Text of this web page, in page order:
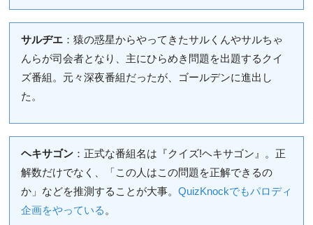
サルヂエ：猿の惑星からやってきたサルくんやサルちゃ
んらが司会者となり、主にひらめき問題を出題するクイ
ズ番組。元々深夜番組だったが、ゴールデンに進出し
た。
ヘキサゴン：正式な番組名は『クイズ!ヘキサゴン』。正
解数だけでなく、「この人はこの問題を正解できるの
か」などを推測することが大事。 QuizKnockでもパロディ
企画をやっている 。